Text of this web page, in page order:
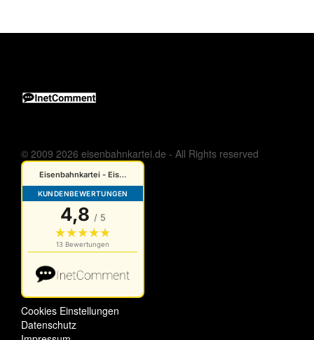
© 2009 2026 eisenbahnkartei.de - All Rights reserved
Cookies Einstellungen
Datenschutz